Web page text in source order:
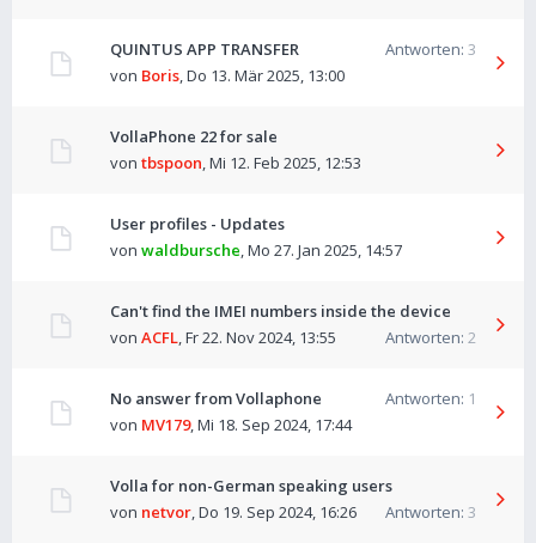
QUINTUS APP TRANSFER Antworten: 3
von Boris,Do 13. Mär 2025, 13:00
VollaPhone 22 for sale
von tbspoon,Mi 12. Feb 2025, 12:53
User profiles - Updates
von waldbursche,Mo 27. Jan 2025, 14:57
Can't find the IMEI numbers inside the device
Antworten: 2
von ACFL,Fr 22. Nov 2024, 13:55
No answer from Vollaphone Antworten: 1
von MV179,Mi 18. Sep 2024, 17:44
Volla for non-German speaking users
Antworten: 3
von netvor,Do 19. Sep 2024, 16:26